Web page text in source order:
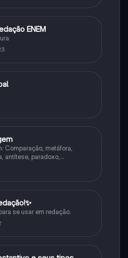
ENEM
Comparação, metáfora,
antítese, paradoxo,
onomatopeia
se usar em redação.